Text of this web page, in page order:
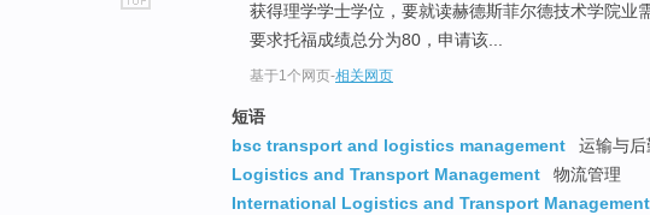
获得理学学士学位，要就读赫德斯菲尔德技术学院业
要求托福成绩总分为80，申请该...
基于1个网页-相关网页
短语
bsc transport and logistics management
运输与后
Logistics and Transport Management
物流管理
International Logistics and Transport Management